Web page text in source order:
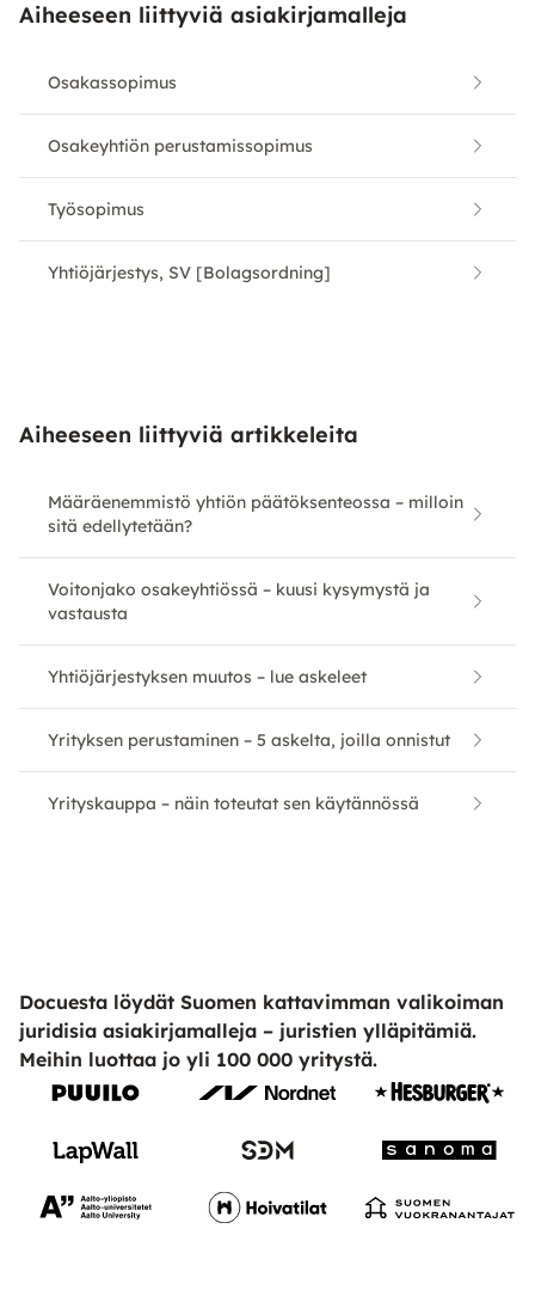
Aiheeseen liittyviä asiakirjamalleja
Osakassopimus
Osakeyhtiön perustamissopimus
Työsopimus
Yhtiöjärjestys, SV [Bolagsordning]
Aiheeseen liittyviä artikkeleita
Määräenemmistö yhtiön päätöksenteossa – milloin
sitä edellytetään?
Voitonjako osakeyhtiössä – kuusi kysymystä ja
vastausta
Yhtiöjärjestyksen muutos – lue askeleet
Yrityksen perustaminen – 5 askelta, joilla onnistut
Yrityskauppa – näin toteutat sen käytännössä
Docuesta löydät Suomen kattavimman valikoiman
juridisia asiakirjamalleja – juristien ylläpitämiä.
Meihin luottaa jo yli 100 000 yritystä.